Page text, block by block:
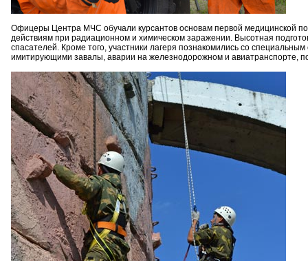
Офицеры Центра МЧС обучали курсантов основам первой медицинской
действиям при радиационном и химическом заражении. Высотная
спасателей. Кроме того, участники лагеря познакомились со
имитирующими завалы, аварии на железнодорожном и авиатранспорте,